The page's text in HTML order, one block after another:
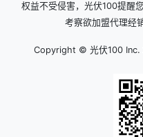
权益不受侵害，光伏100提醒
考察欲加盟代理经
Copyright © 光伏100 Inc.